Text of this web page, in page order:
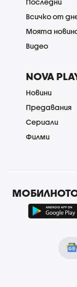
Последни
Всичко от
Моята
Видео
NOVA
Новини
Предавания
Сериали
Филми
МОБИЛНОТО